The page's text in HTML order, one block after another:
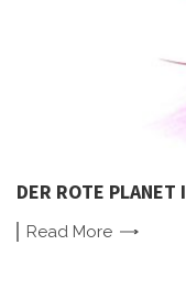
DER ROTE PLANET I
Read More